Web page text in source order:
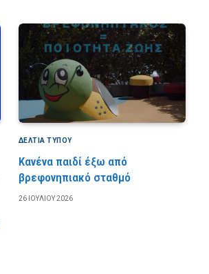
ΔΕΛΤΙΑ ΤΥΠΟΥ
Κανένα παιδί έξω από
βρεφονηπιακό σταθμό
26 ΙΟΥΛΊΟΥ 2026